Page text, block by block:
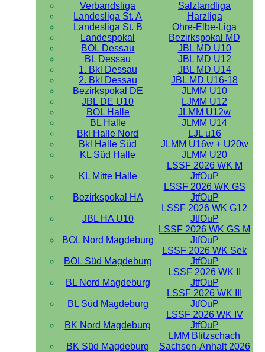
Verbandsliga
Salzlandliga
Landesliga St. A
Harzliga
Landesliga St. B
Ohre-Elbe-Liga
Landespokal
Bezirkspokal MD
BOL Dessau
JBL MD U10
BL Dessau
JBL MD U12
1. Bkl Dessau
JBL MD U14
2. Bkl Dessau
JBL MD U16-18
Bezirkspokal DE
JLMM U10
JBL DE U10
LJMM U12
BOL Halle
JLMM U12w
BL Halle
JLMM U14
Bkl Halle Nord
LJL u16
Bkl Halle Süd
JLMM U16w + U20w
KL Süd Halle
JLMM U20
KL Mitte Halle
LSSF 2026 WK M
JtfOuP
Bezirkspokal HA
LSSF 2026 WK GS
JtfOuP
JBL HA U10
LSSF 2026 WK G12
JtfOuP
BOL Nord Magdeburg
LSSF 2026 WK GS M
JtfOuP
BOL Süd Magdeburg
LSSF 2026 WK Sek
JtfOuP
BL Nord Magdeburg
LSSF 2026 WK II
JtfOuP
BL Süd Magdeburg
LSSF 2026 WK III
JtfOuP
BK Nord Magdeburg
LSSF 2026 WK IV
JtfOuP
BK Süd Magdeburg
LMM Blitzschach
Sachsen-Anhalt 2026